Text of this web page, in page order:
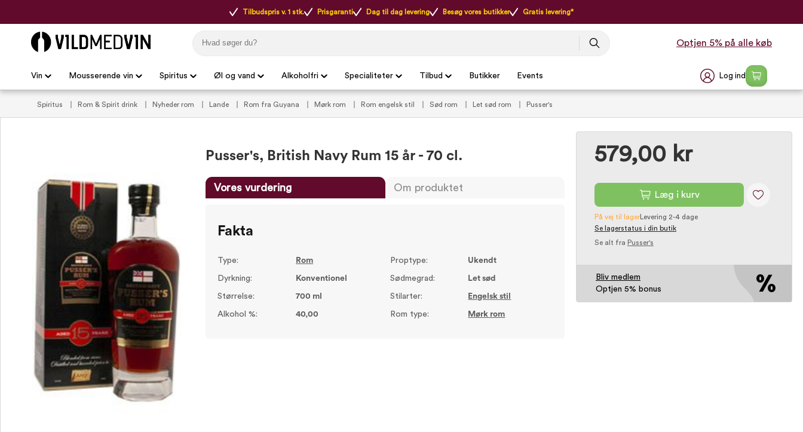
Tilbudspris v. 1 stk. Prisgaranti Dag til dag levering Besøg vores butikker Gratis levering*
Optjen 5% på alle køb
Vin Mousserende vin Spiritus Øl og vand Alkoholfri Specialiteter Tilbud Butikker Events Log ind
Spiritus Rom & Spirit drink Nyheder rom Lande Rom fra Guyana Mørk rom Rom engelsk stil Sød rom Let sød rom Pusser's
579,00 kr
Læg i kurv
På vej til lager Levering 2-4 dage
Se lagerstatus i din butik
Se alt fra Pusser's
Bliv medlem
Optjen 5% bonus
Pusser's, British Navy Rum 15 år - 70 cl.
Vores vurdering Om produktet
Fakta
Type: Rom
Dyrkning: Konventionel
Størrelse: 700 ml
Alkohol %: 40,00
Proptype: Ukendt
Sødmegrad: Let sød
Stilarter: Engelsk stil
Rom type: Mørk rom